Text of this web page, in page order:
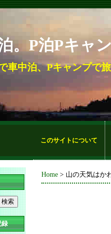
。P泊Pキャ
車中泊、Pキャンプで
このサイトについて
Home > 山の天気はか
録